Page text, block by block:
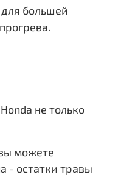
большей
не только
можете
- остатки травы